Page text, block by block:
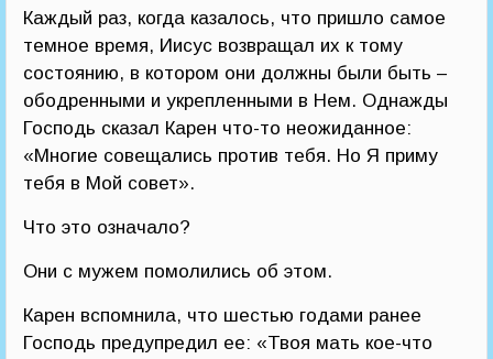
Каждый раз, когда казалось, что пришло самое
темное время, Иисус возвращал их к тому
состоянию, в котором они должны были быть –
ободренными и укрепленными в Нем. Однажды
Господь сказал Карен что-то неожиданное:
«Многие совещались против тебя. Но Я приму
тебя в Мой совет».
Что это означало?
Они с мужем помолились об этом.
Карен вспомнила, что шестью годами ранее
Господь предупредил ее: «Твоя мать кое-что